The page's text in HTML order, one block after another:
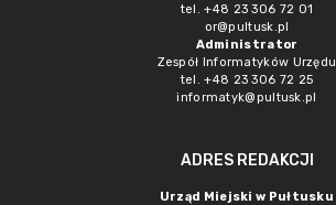
tel. +48 23 306 72 01
or@pultusk.pl
Administrator
Zespół Informatyków Urzędu
tel. +48 23 306 72 25
informatyk@pultusk.pl
ADRES REDAKCJI
Urząd Miejski w Pułtusku